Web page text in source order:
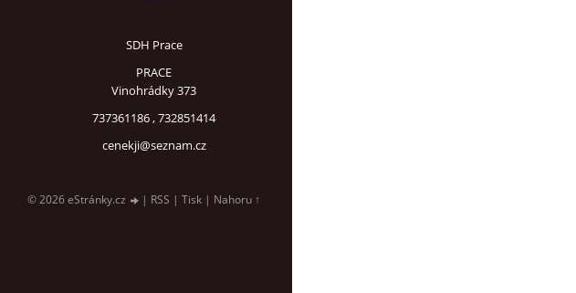
SDH Prace
PRACE
Vinohrádky 373
737361186 , 732851414
cenekji@seznam.cz
© 2026 eStránky.cz | RSS | Tisk | Nahoru ↑